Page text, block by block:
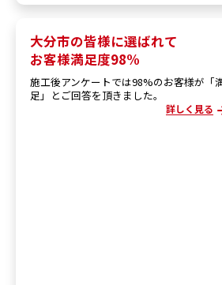
大分市の皆様に選ばれて
お客様満足度98%
施工後アンケートでは98%のお客様が「
足」とご回答を頂きました。
詳しく見る